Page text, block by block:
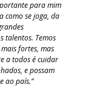
para mim
como se joga, da
talentos. Temos
fortes, mas
a todos é cuidar
e possam
ao país.”